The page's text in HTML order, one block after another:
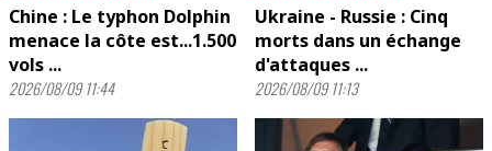
Chine : Le typhon Dolphin
menace la côte est...1.500
vols ...
2026/08/09 11:44
Ukraine - Russie : Cinq
morts dans un échange
d'attaques ...
2026/08/09 11:13